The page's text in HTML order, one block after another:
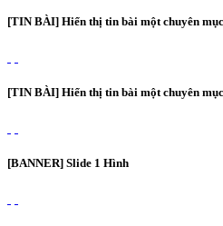
[TIN BÀI] Hiển thị tin bài một chuyên mục
[TIN BÀI] Hiển thị tin bài một chuyên mục
[BANNER] Slide 1 Hình